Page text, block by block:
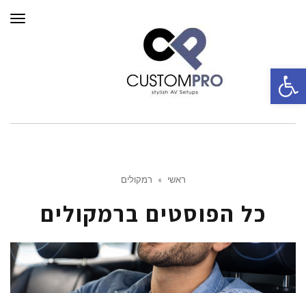
ראשי » רמקולים
כל הפוסטים ברמקולים
פתח סרגל נגישות